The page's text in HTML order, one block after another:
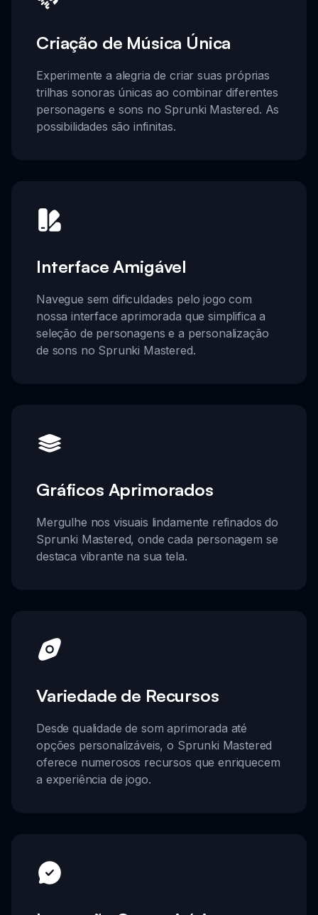
Criação de Música Única
Experimente a alegria de criar suas próprias
trilhas sonoras únicas ao combinar diferentes
personagens e sons no Sprunki Mastered. As
possibilidades são infinitas.
Interface Amigável
Navegue sem dificuldades pelo jogo com
nossa interface aprimorada que simplifica a
seleção de personagens e a personalização
de sons no Sprunki Mastered.
Gráficos Aprimorados
Mergulhe nos visuais lindamente refinados do
Sprunki Mastered, onde cada personagem se
destaca vibrante na sua tela.
Variedade de Recursos
Desde qualidade de som aprimorada até
opções personalizáveis, o Sprunki Mastered
oferece numerosos recursos que enriquecem
a experiência de jogo.